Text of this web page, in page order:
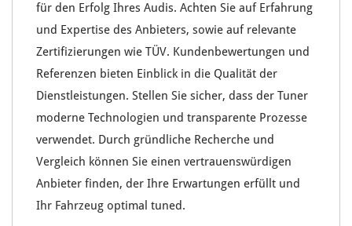
für den Erfolg Ihres Audis. Achten Sie auf Erfahrung
und Expertise des Anbieters, sowie auf relevante
Zertifizierungen wie TÜV. Kundenbewertungen und
Referenzen bieten Einblick in die Qualität der
Dienstleistungen. Stellen Sie sicher, dass der Tuner
moderne Technologien und transparente Prozesse
verwendet. Durch gründliche Recherche und
Vergleich können Sie einen vertrauenswürdigen
Anbieter finden, der Ihre Erwartungen erfüllt und
Ihr Fahrzeug optimal tuned.